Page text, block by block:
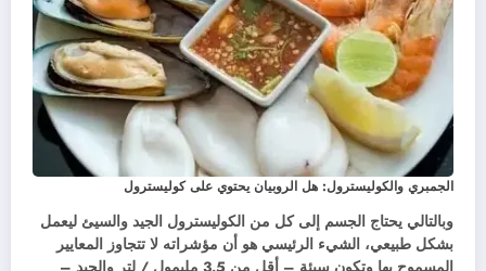
الجمبري والكوليسترول: هل الروبيان يحتوي على كوليسترول
وبالتالي يحتاج الجسم إلى كل من الكوليسترول الجيد والسيئ ليعمل
بشكل طبيعي، الشيء الرئيسي هو أن مؤشراته لا تتجاوز المعايير